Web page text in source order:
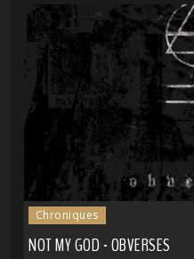
Chroniques
NOT MY GOD - OBVERSES